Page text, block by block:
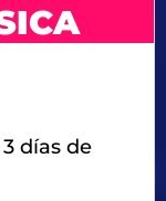
días de